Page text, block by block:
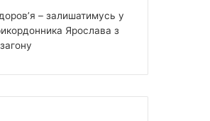
– залишатимусь у
Ярослава з